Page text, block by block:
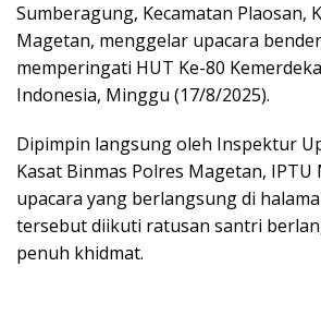
Sumberagung, Kecamatan Plaosan,
Magetan, menggelar upacara
memperingati HUT Ke-80
Indonesia, Minggu (17/8/2025).
Dipimpin langsung oleh Inspektur
Kasat Binmas Polres Magetan,
upacara yang berlangsung di
tersebut diikuti ratusan santri
penuh khidmat.